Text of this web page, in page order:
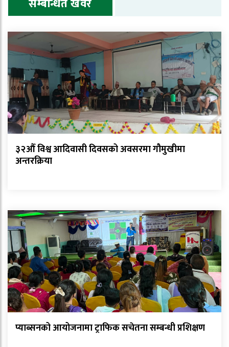
सम्बन्धित खवर
३२औँ विश्व आदिवासी दिवसको अवसरमा गौमुखीमा
अन्तरक्रिया
प्याब्सनको आयोजनामा ट्राफिक सचेतना सम्बन्धी प्रशिक्षण